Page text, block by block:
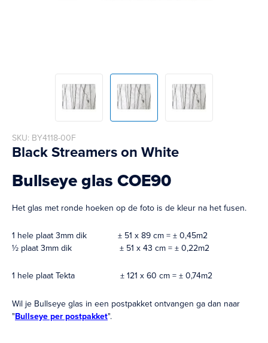
SKU BY4118-00F
Black Streamers on White
Bullseye glas COE90
Het glas met ronde hoeken op de foto is de kleur na het fusen.
1 hele plaat 3mm dik ± 51 x 89 cm = ± 0,45m2
½ plaat 3mm dik ± 51 x 43 cm = ± 0,22m2
1 hele plaat Tekta ± 121 x 60 cm = ± 0,74m2
Wil je Bullseye glas in een postpakket ontvangen ga dan naar
"Bullseye per postpakket".
to
the
of
images
gallery